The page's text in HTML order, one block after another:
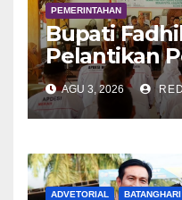
PEMERINTAHAN
Bupati
Pelantikan
APDESI MP
AGU 3, 2026
ADVETORIAL BATANGHARI